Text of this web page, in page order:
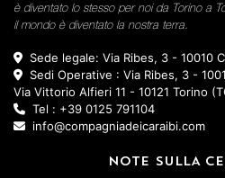
è diventato lo stesso per noi da Torino a
il mondo è diventato la nostra terra.
Sede legale: Via Ribes, 3 - 10010
Sedi Operative : Via Ribes, 3 -
Via Vittorio Alfieri 11 - 10121 Torino
Tel : +39 0125 791104
info@compagniadeicaraibi.com
NOTE SULLA